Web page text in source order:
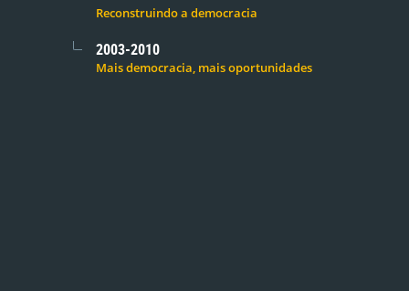
Reconstruindo a democracia
2003-2010
Mais democracia, mais oportunidades